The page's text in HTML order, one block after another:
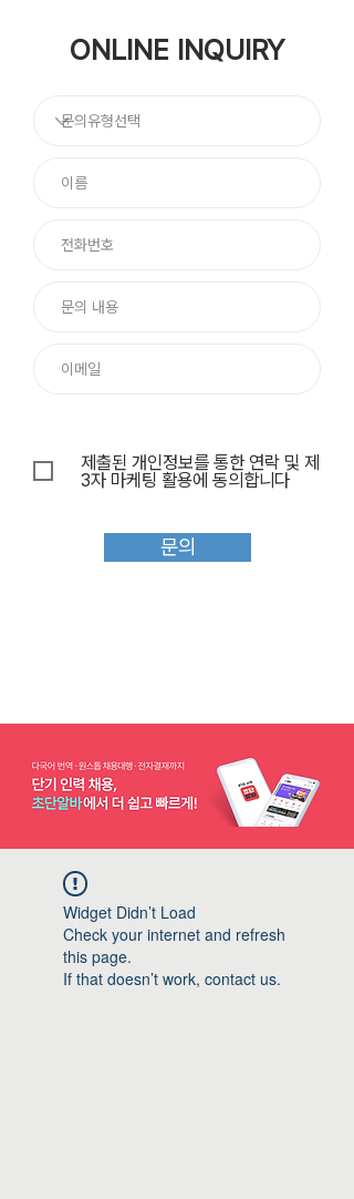
ONLINE INQUIRY
제출된 개인정보를 통한 연락 및 제
3자 마케팅 활용에 동의합니다
문의
Widget Didn’t Load
Check your internet and refresh
this page.
If that doesn’t work, contact us.